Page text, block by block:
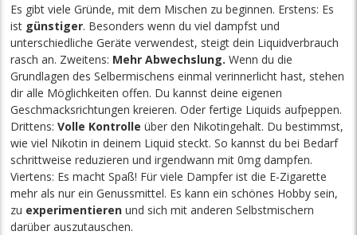
Es gibt viele Gründe, mit dem Mischen zu beginnen. Erstens: Es
ist günstiger. Besonders wenn du viel dampfst und
unterschiedliche Geräte verwendest, steigt dein Liquidverbrauch
rasch an. Zweitens: Mehr Abwechslung. Wenn du die
Grundlagen des Selbermischens einmal verinnerlicht hast, stehen
dir alle Möglichkeiten offen. Du kannst deine eigenen
Geschmacksrichtungen kreieren. Oder fertige Liquids aufpeppen.
Drittens:Volle Kontrolle über den Nikotingehalt. Du bestimmst,
wie viel Nikotin in deinem Liquid steckt. So kannst du bei Bedarf
schrittweise reduzieren und irgendwann mit 0mg dampfen.
Viertens: Es macht Spaß! Für viele Dampfer ist die E-Zigarette
mehr als nur ein Genussmittel. Es kann ein schönes Hobby sein,
zu experimentieren und sich mit anderen Selbstmischern
darüber auszutauschen.